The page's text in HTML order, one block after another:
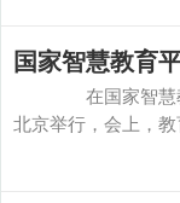
国家智慧教育
在国家智慧教育
北京举行，会上，